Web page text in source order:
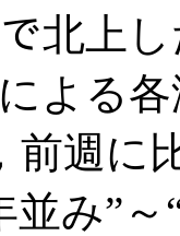
北上
よる各
前週に
並み”